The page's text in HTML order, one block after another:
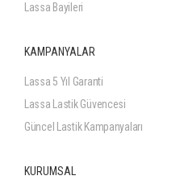
Lassa Bayileri
KAMPANYALAR
Lassa 5 Yıl Garanti
Lassa Lastik Güvencesi
Güncel Lastik Kampanyaları
KURUMSAL